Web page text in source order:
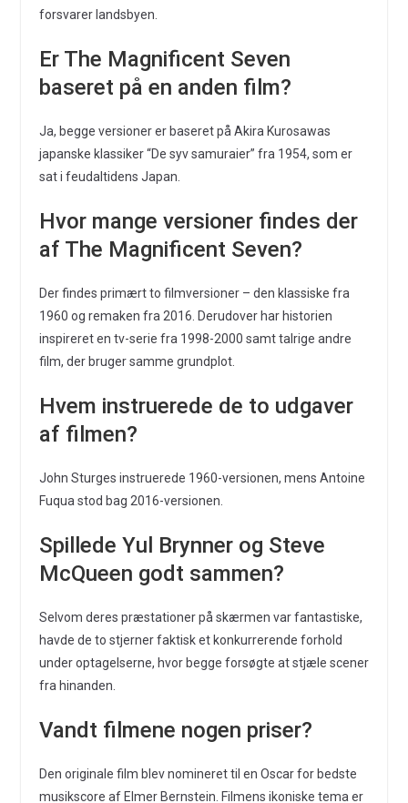
forsvarer landsbyen.
Er The Magnificent Seven
baseret på en anden film?
Ja, begge versioner er baseret på Akira Kurosawas
japanske klassiker “De syv samuraier” fra 1954, som er
sat i feudaltidens Japan.
Hvor mange versioner findes der
af The Magnificent Seven?
Der findes primært to filmversioner – den klassiske fra
1960 og remaken fra 2016. Derudover har historien
inspireret en tv-serie fra 1998-2000 samt talrige andre
film, der bruger samme grundplot.
Hvem instruerede de to udgaver
af filmen?
John Sturges instruerede 1960-versionen, mens Antoine
Fuqua stod bag 2016-versionen.
Spillede Yul Brynner og Steve
McQueen godt sammen?
Selvom deres præstationer på skærmen var fantastiske,
havde de to stjerner faktisk et konkurrerende forhold
under optagelserne, hvor begge forsøgte at stjæle scener
fra hinanden.
Vandt filmene nogen priser?
Den originale film blev nomineret til en Oscar for bedste
musikscore af Elmer Bernstein. Filmens ikoniske tema er